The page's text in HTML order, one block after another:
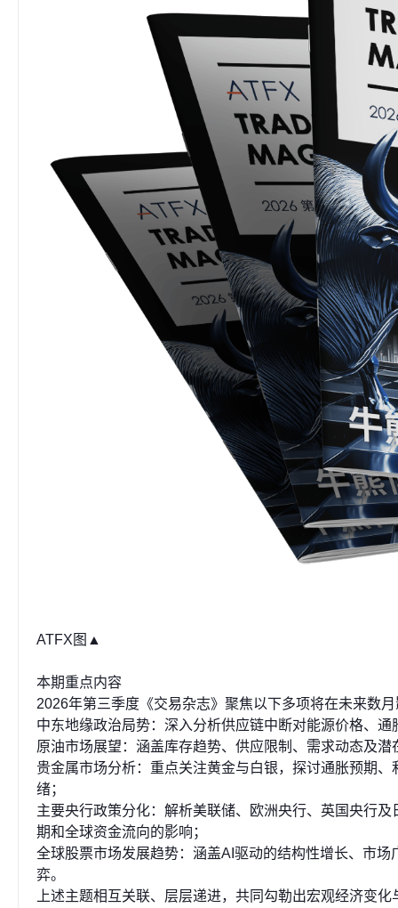
ATFX图▲
本期重点内容
2026年第三季度《交易杂志》聚焦以下多项将在未来数
中东地缘政治局势：深入分析供应链中断对能源价格、
原油市场展望：涵盖库存趋势、供应限制、需求动态及
贵金属市场分析：重点关注黄金与白银，探讨通胀预期
绪；
主要央行政策分化：解析美联储、欧洲央行、英国央行
期和全球资金流向的影响；
全球股票市场发展趋势：涵盖AI驱动的结构性增长、市
弈。
上述主题相互关联、层层递进，共同勾勒出宏观经济变